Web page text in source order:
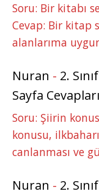
Soru: Bir kitabı
Cevap: Bir kitap
alanlarıma
Nuran - 2.
Sayfa Cevapları
Soru: Şiirin
konusu,
canlanması ve
Nuran - 2.